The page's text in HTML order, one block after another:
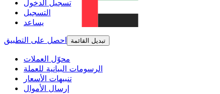
تسجيل الدخول
التسجيل
يساعد
احصل على التطبيق
تبديل القائمة
محوّل العملات
الرسومات البيانية للعملة
تنبيهات الأسعار
إرسال الأموال